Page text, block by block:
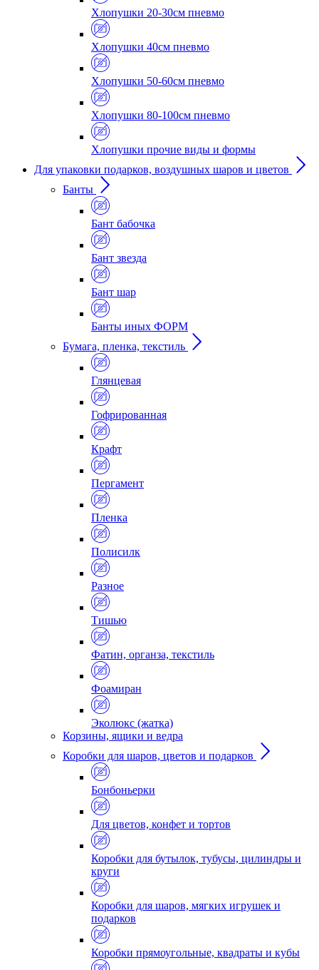
Хлопушки 20-30см пневмо
Хлопушки 40см пневмо
Хлопушки 50-60см пневмо
Хлопушки 80-100см пневмо
Хлопушки прочие виды и формы
Для упаковки подарков, воздушных шаров и цветов
Банты
Бант бабочка
Бант звезда
Бант шар
Банты иных ФОРМ
Бумага, пленка, текстиль
Глянцевая
Гофрированная
Крафт
Пергамент
Пленка
Полисилк
Разное
Тишью
Фатин, органза, текстиль
Фоамиран
Эколюкс (жатка)
Корзины, ящики и ведра
Коробки для шаров, цветов и подарков
Бонбоньерки
Для цветов, конфет и тортов
Коробки для бутылок, тубусы, цилиндры и
круги
Коробки для шаров, мягких игрушек и
подарков
Коробки прямоугольные, квадраты и кубы